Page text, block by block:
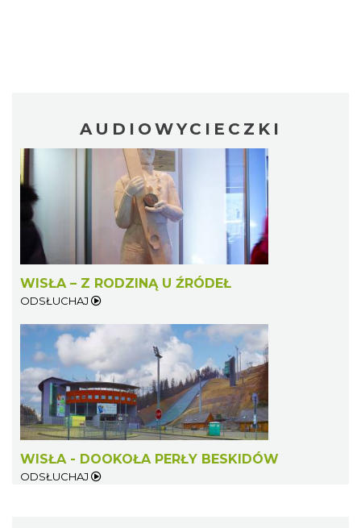
AUDIOWYCIECZKI
WISŁA – Z RODZINĄ U ŹRÓDEŁ
ODSŁUCHAJ
WISŁA - DOOKOŁA PERŁY BESKIDÓW
ODSŁUCHAJ